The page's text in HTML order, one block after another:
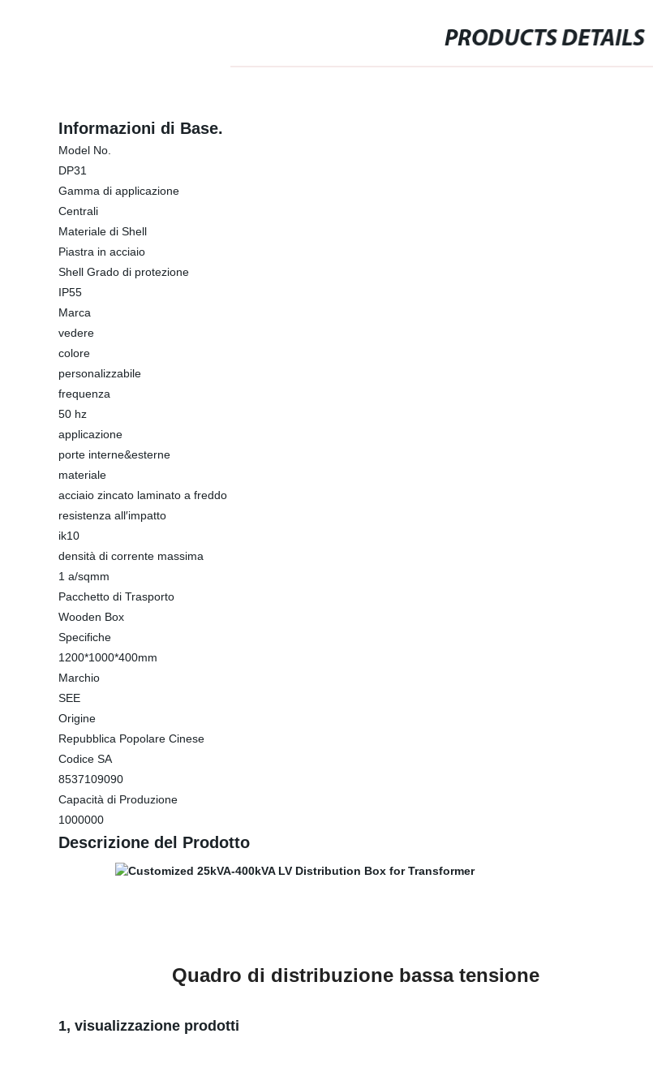
PRODUCTS DETAILS
Informazioni di Base.
Model No.
DP31
Gamma di applicazione
Centrali
Materiale di Shell
Piastra in acciaio
Shell Grado di protezione
IP55
Marca
vedere
colore
personalizzabile
frequenza
50 hz
applicazione
porte interne&esterne
materiale
acciaio zincato laminato a freddo
resistenza all′impatto
ik10
densità di corrente massima
1 a/sqmm
Pacchetto di Trasporto
Wooden Box
Specifiche
1200*1000*400mm
Marchio
SEE
Origine
Repubblica Popolare Cinese
Codice SA
8537109090
Capacità di Produzione
1000000
Descrizione del Prodotto
Quadro di distribuzione bassa tensione
1, visualizzazione prodotti